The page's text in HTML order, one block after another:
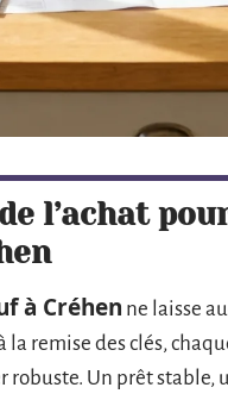
l’achat
à Créhen ne laisse
la remise des clés,
Un prêt stable,